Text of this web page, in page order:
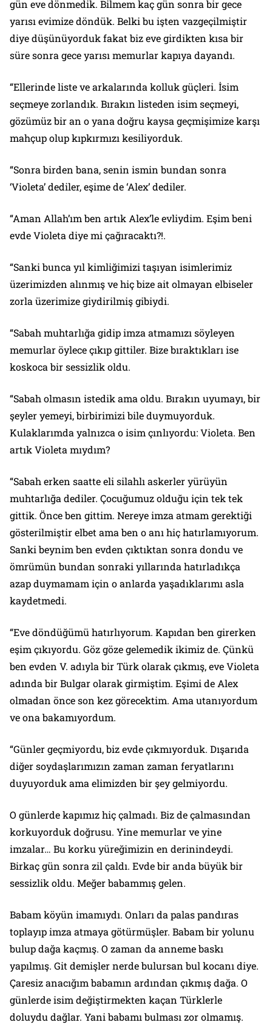
gün eve dönmedik. Bilmem kaç gün sonra bir gece
yarısı evimize döndük. Belki bu işten vazgeçilmiştir
diye düşünüyorduk fakat biz eve girdikten kısa bir
süre sonra gece yarısı memurlar kapıya dayandı.
“Ellerinde liste ve arkalarında kolluk güçleri. İsim
seçmeye zorlandık. Bırakın listeden isim seçmeyi,
gözümüz bir an o yana doğru kaysa geçmişimize karşı
mahçup olup kıpkırmızı kesiliyorduk.
“Sonra birden bana, senin ismin bundan sonra
‘Violeta’ dediler, eşime de ‘Alex’ dediler.
“Aman Allah’ım ben artık Alex’le evliydim. Eşim beni
evde Violeta diye mi çağıracaktı?!.
“Sanki bunca yıl kimliğimizi taşıyan isimlerimiz
üzerimizden alınmış ve hiç bize ait olmayan elbiseler
zorla üzerimize giydirilmiş gibiydi.
“Sabah muhtarlığa gidip imza atmamızı söyleyen
memurlar öylece çıkıp gittiler. Bize bıraktıkları ise
koskoca bir sessizlik oldu.
“Sabah olmasın istedik ama oldu. Bırakın uyumayı, bir
şeyler yemeyi, birbirimizi bile duymuyorduk.
Kulaklarımda yalnızca o isim çınlıyordu: Violeta. Ben
artık Violeta mıydım?
“Sabah erken saatte eli silahlı askerler yürüyün
muhtarlığa dediler. Çocuğumuz olduğu için tek tek
gittik. Önce ben gittim. Nereye imza atmam gerektiği
gösterilmiştir elbet ama ben o anı hiç hatırlamıyorum.
Sanki beynim ben evden çıktıktan sonra dondu ve
ömrümün bundan sonraki yıllarında hatırladıkça
azap duymamam için o anlarda yaşadıklarımı asla
kaydetmedi.
“Eve döndüğümü hatırlıyorum. Kapıdan ben girerken
eşim çıkıyordu. Göz göze gelemedik ikimiz de. Çünkü
ben evden V. adıyla bir Türk olarak çıkmış, eve Violeta
adında bir Bulgar olarak girmiştim. Eşimi de Alex
olmadan önce son kez görecektim. Ama utanıyordum
ve ona bakamıyordum.
“Günler geçmiyordu, biz evde çıkmıyorduk. Dışarıda
diğer soydaşlarımızın zaman zaman feryatlarını
duyuyorduk ama elimizden bir şey gelmiyordu.
O günlerde kapımız hiç çalmadı. Biz de çalmasından
korkuyorduk doğrusu. Yine memurlar ve yine
imzalar… Bu korku yüreğimizin en derinindeydi.
Birkaç gün sonra zil çaldı. Evde bir anda büyük bir
sessizlik oldu. Meğer babammış gelen.
Babam köyün imamıydı. Onları da palas pandıras
toplayıp imza atmaya götürmüşler. Babam bir yolunu
bulup dağa kaçmış. O zaman da anneme baskı
yapılmış. Git demişler nerde bulursan bul kocanı diye.
Çaresiz anacığım babamın ardından çıkmış dağa. O
günlerde isim değiştirmekten kaçan Türklerle
doluydu dağlar. Yani babamı bulması zor olmamış.